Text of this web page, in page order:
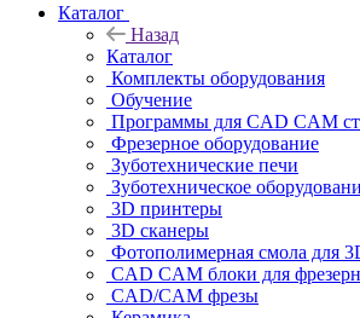
Каталог
Назад
Каталог
Комплекты оборудования
Обучение
Программы для CAD CAM
Фрезерное оборудование
Зуботехнические печи
Зуботехническое
3D принтеры
3D сканеры
Фотополимерная смола для
CAD CAM блоки для
CAD/CAM фрезы